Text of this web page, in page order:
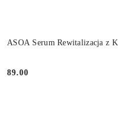
ASOA Serum Rewitalizacja z
Cena:
89.00